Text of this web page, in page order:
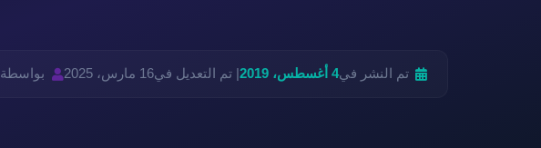
تم النشر في4 أغسطس، 2019 | تم التعديل في16 مارس، 2025 بواسطة